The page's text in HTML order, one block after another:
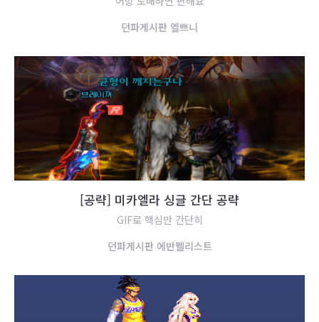
던파게시판 엘쁘니
[공략] 미카엘라 싱글 간단 공략
GIF로 핵심만 간단히
던파게시판 에반쩰리스트